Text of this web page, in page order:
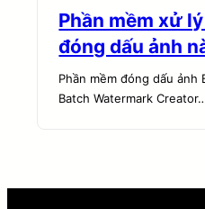
Phần mềm xử
đóng dấu ảnh
Phần mềm đóng dấu ảnh
Batch Watermark